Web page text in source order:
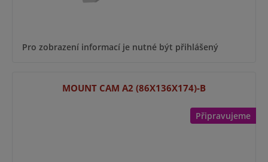
Pro zobrazení informací je nutné být přihlášený
Připravujeme
MOUNT CAM A2 (86X136X174)-B